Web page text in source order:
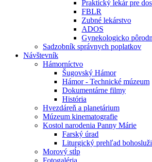
Praktický lekár pre
FBLR
Zubné lekárstvo
ADOS
Gynekologicko
Sadzobník správnych poplatkov
Návštevník
Hámorníctvo
Šugovský Hámor
Hámor - Technické múzeum
Dokumentárne filmy
História
Hvezdáreň a planetárium
Múzeum kinematografie
Kostol narodenia Panny Márie
Farský úrad
Liturgický prehľad
Morový stĺp
Fotogaléria